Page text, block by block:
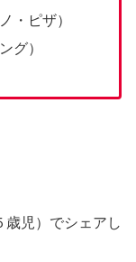
・ピザ）
グ）
歳児）でシェアし